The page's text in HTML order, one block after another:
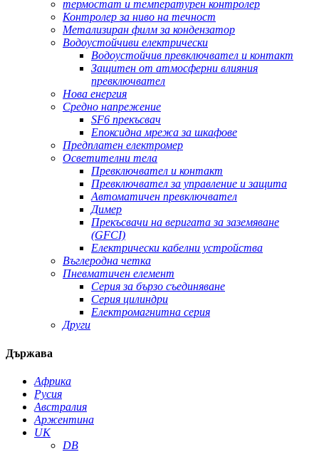
термостат и температурен контролер
Контролер за ниво на течност
Метализиран филм за кондензатор
Водоустойчиви електрически
Водоустойчив превключвател и контакт
Защитен от атмосферни влияния
превключвател
Нова енергия
Средно напрежение
SF6 прекъсвач
Епоксидна мрежа за шкафове
Предплатен електромер
Осветителни тела
Превключвател и контакт
Превключвател за управление и защита
Автоматичен превключвател
Димер
Прекъсвачи на веригата за заземяване
(GFCI)
Електрически кабелни устройства
Въглеродна четка
Пневматичен елемент
Серия за бързо съединяване
Серия цилиндри
Електромагнитна серия
Други
Държава
Африка
Русия
Австралия
Аржентина
UK
DB